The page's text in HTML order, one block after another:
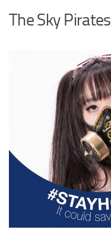
The Sky Pirates